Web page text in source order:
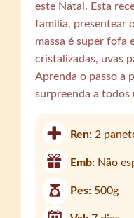
este Natal. Esta
família, presentear
massa é super fofa
cristalizadas, uvas
Aprenda o passo a
surpreenda a todos
Ren:2
Emb: Não
Pes: 500g